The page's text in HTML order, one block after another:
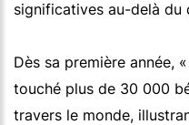
significatives au-delà du
Dès sa première année,
touché plus de 30 000
travers le monde,